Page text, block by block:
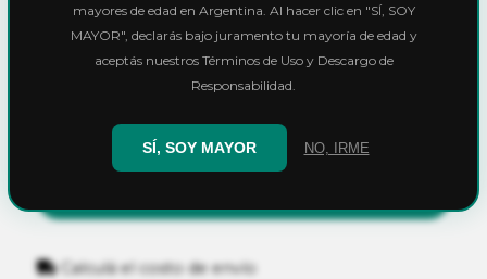
Ver cuotas y descuentos
Calculá el costo de envío
mayores de edad en Argentina. Al hacer clic en "SÍ, SOY
MAYOR", declarás bajo juramento tu mayoría de edad y
aceptás nuestros Términos de Uso y Descargo de
Responsabilidad.
SÍ, SOY MAYOR NO, IRME